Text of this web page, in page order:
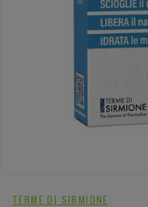
TERME DI SIRMIONE